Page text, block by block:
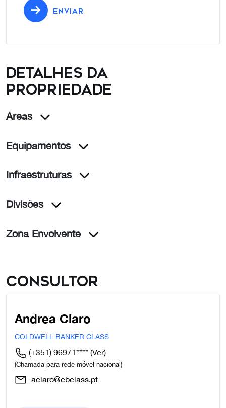
ENVIAR
Detalhes da
propriedade
Áreas
Equipamentos
Infraestruturas
Divisões
Zona Envolvente
Consultor
Andrea Claro
COLDWELL BANKER CLASS
(+351) 96971**** (Ver)
(Chamada para rede móvel nacional)
aclaro@cbclass.pt